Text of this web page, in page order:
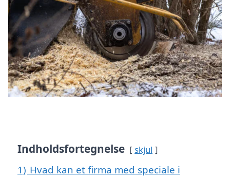
Indholdsfortegnelse skjul
1) Hvad kan et firma med speciale i